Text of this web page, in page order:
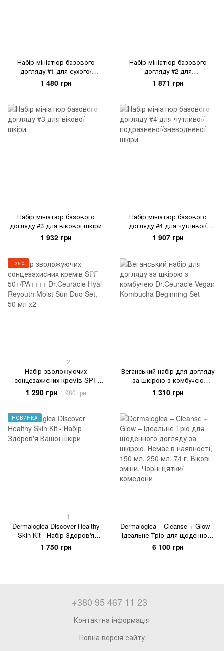
Набір мініатюр базового
догляду #1 для сухого/
нормального типу шкіри
1 480 грн
Набір мініатюр базового
догляду #2 для
комбінованого/жирного типу
шкіри
1 871 грн
Набір мініатюр базового
догляду #3 для вікової шкіри
1 932 грн
Набір мініатюр базового
догляду #4 для чутливої/
подразненої/зневодненої
шкіри
1 907 грн
−35%
2
Набір зволожуючих
сонцезахисних кремів SPF
50+/PA++++ Dr.Ceuracle Hyal
Reyouth Moist Sun Duo Set, 50
1 290 грн 1 980 грн
Веганський набір для догляду
за шкірою з комбучею
Dr.Ceuracle Vegan Kombucha
Beginning Set
1 310 грн
НОВИНКА
1
Dermalogica Discover Healthy
Skin Kit - Набір Здоров'я
Вашої шкіри
1 750 грн
Dermalogica – Cleanse + Glow –
Ідеальне Тріо для щоденного
догляду за шкірою
6 100 грн
+380 95 467 11 23
Контактна інформація
Повна версія сайту